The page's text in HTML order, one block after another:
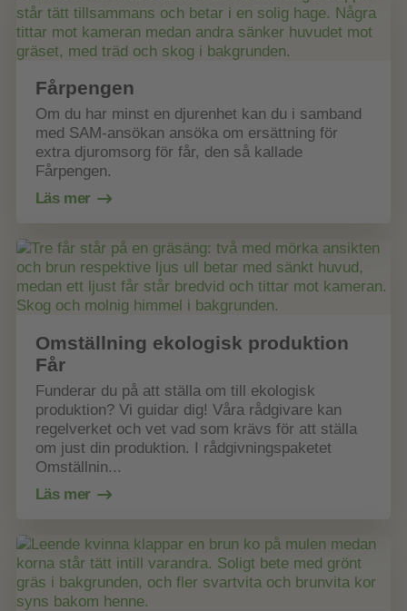
Fårpengen
Om du har minst en djurenhet kan du i samband
med SAM-ansökan ansöka om ersättning för
extra djuromsorg för får, den så kallade
Fårpengen.
Läs mer
Omställning ekologisk produktion
Får
Funderar du på att ställa om till ekologisk
produktion? Vi guidar dig! Våra rådgivare kan
regelverket och vet vad som krävs för att ställa
om just din produktion. I rådgivningspaketet
Omställnin...
Läs mer